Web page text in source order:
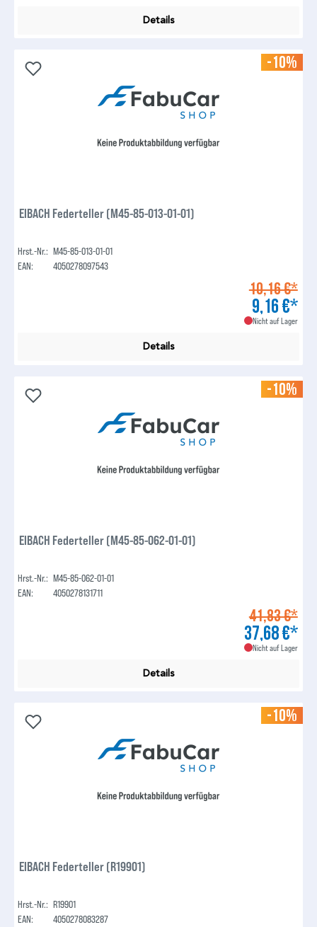
Details
-10%
EIBACH Federteller (M45-85-013-01-01)
Hrst.-Nr.: M45-85-013-01-01
EAN:
4050278097543
10,16 €*
9,16 €*
Nicht auf Lager
Details
-10%
EIBACH Federteller (M45-85-062-01-01)
Hrst.-Nr.: M45-85-062-01-01
EAN:
4050278131711
41,83 €*
37,68 €*
Nicht auf Lager
Details
-10%
EIBACH Federteller (R19901)
Hrst.-Nr.: R19901
EAN:
4050278083287